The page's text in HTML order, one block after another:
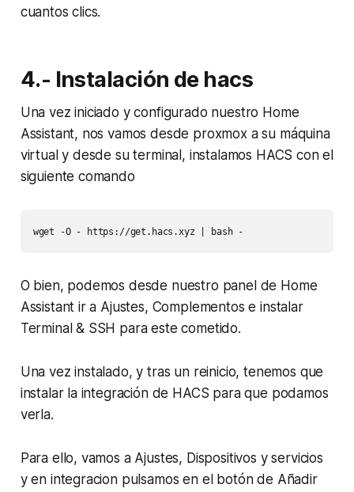
cuantos clics.
4.- Instalación de hacs
Una vez iniciado y configurado nuestro Home
Assistant, nos vamos desde proxmox a su máquina
virtual y desde su terminal, instalamos HACS con el
siguiente comando
O bien, podemos desde nuestro panel de Home
Assistant ir a Ajustes, Complementos e instalar
Terminal & SSH para este cometido.
Una vez instalado, y tras un reinicio, tenemos que
instalar la integración de HACS para que podamos
verla.
Para ello, vamos a Ajustes, Dispositivos y servicios
y en integracion pulsamos en el botón de Añadir